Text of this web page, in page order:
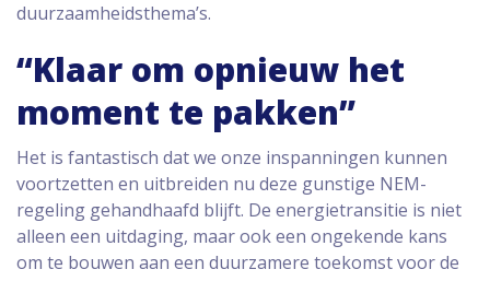
duurzaamheidsthema’s.
“Klaar om opnieuw het
moment te pakken”
Het is fantastisch dat we onze inspanningen kunnen
voortzetten en uitbreiden nu deze gunstige NEM-
regeling gehandhaafd blijft. De energietransitie is niet
alleen een uitdaging, maar ook een ongekende kans
om te bouwen aan een duurzamere toekomst voor de